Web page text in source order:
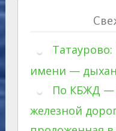
имени —
По КБЖД —
железной